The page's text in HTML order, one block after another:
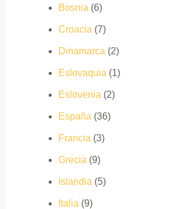
Bosnia (6)
Croacia (7)
Dinamarca (2)
Eslovaquia (1)
Eslovenia (2)
España (36)
Francia (3)
Grecia (9)
Islandia (5)
Italia (9)